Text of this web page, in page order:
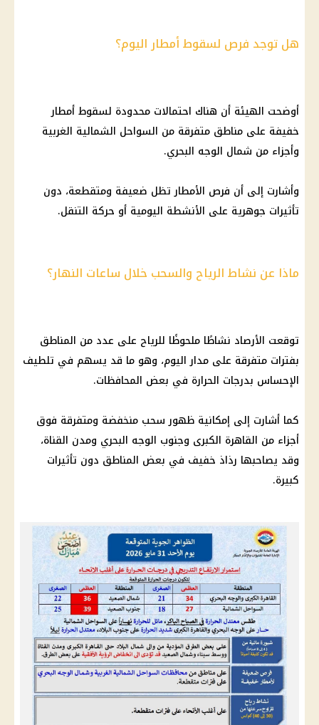
هل توجد فرص لسقوط أمطار اليوم؟
أوضحت الهيئة أن هناك احتمالات محدودة لسقوط أمطار
خفيفة على مناطق متفرقة من السواحل الشمالية الغربية
وأجزاء من شمال الوجه البحري.
وأشارت إلى أن فرص الأمطار تظل ضعيفة ومتقطعة، دون
تأثيرات جوهرية على الأنشطة اليومية أو حركة التنقل.
ماذا عن نشاط الرياح والسحب خلال ساعات النهار؟
توقعت الأرصاد نشاطًا ملحوظًا للرياح على عدد من المناطق
بفترات متفرقة على مدار اليوم، وهو ما قد يسهم في تلطيف
الإحساس بدرجات الحرارة في بعض المحافظات.
كما أشارت إلى إمكانية ظهور سحب منخفضة ومتفرقة فوق
أجزاء من القاهرة الكبرى وجنوب الوجه البحري ومدن القناة،
وقد يصاحبها رذاذ خفيف في بعض المناطق دون تأثيرات
كبيرة.